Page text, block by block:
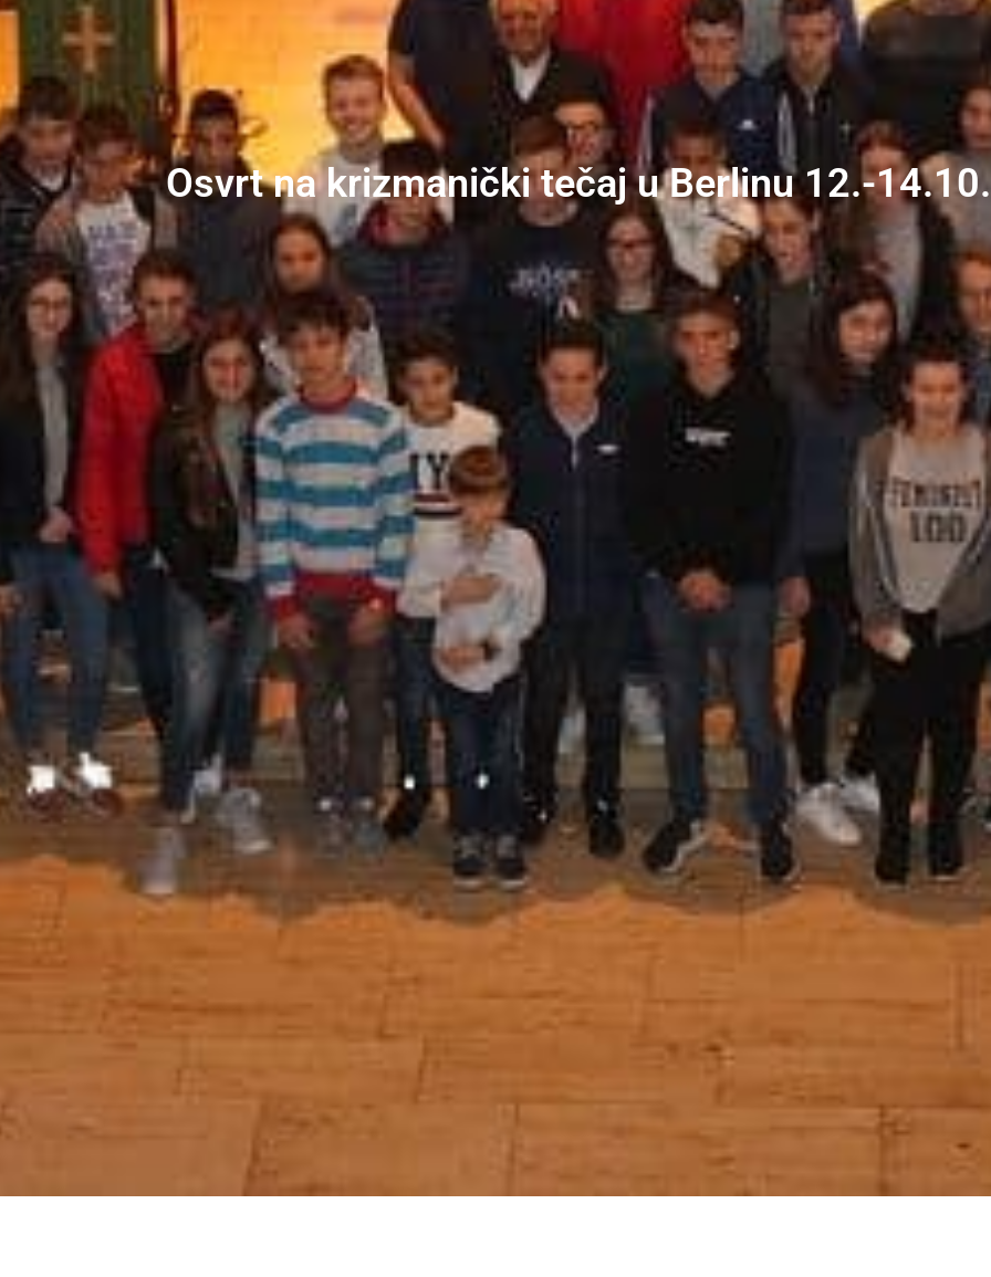
Osvrt na krizmanički tečaj u Berlinu 12.-